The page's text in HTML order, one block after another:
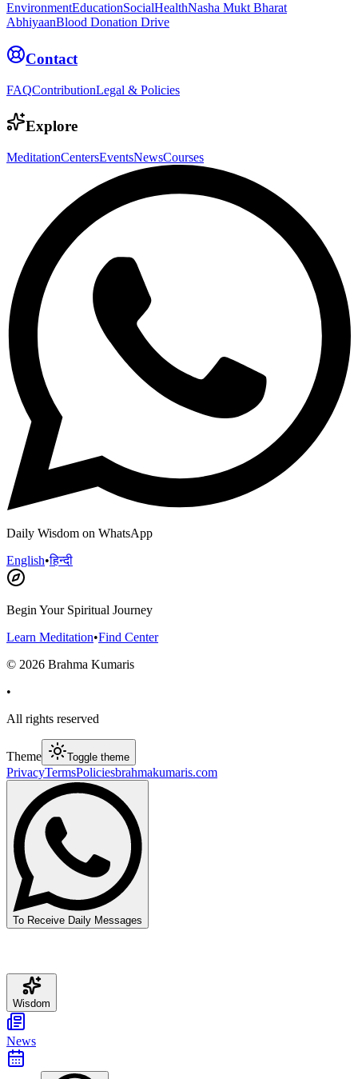
EnvironmentEducationSocialHealthNasha Mukt Bharat
AbhiyaanBlood Donation Drive
Contact
FAQContributionLegal & Policies
Explore
MeditationCentersEventsNewsCourses
Daily Wisdom on WhatsApp
English•हिन्दी
Begin Your Spiritual Journey
Learn Meditation•Find Center
© 2026 Brahma Kumaris
•
All rights reserved
Theme Toggle theme
PrivacyTermsPoliciesbrahmakumaris.com
To Receive Daily Messages
Wisdom
News